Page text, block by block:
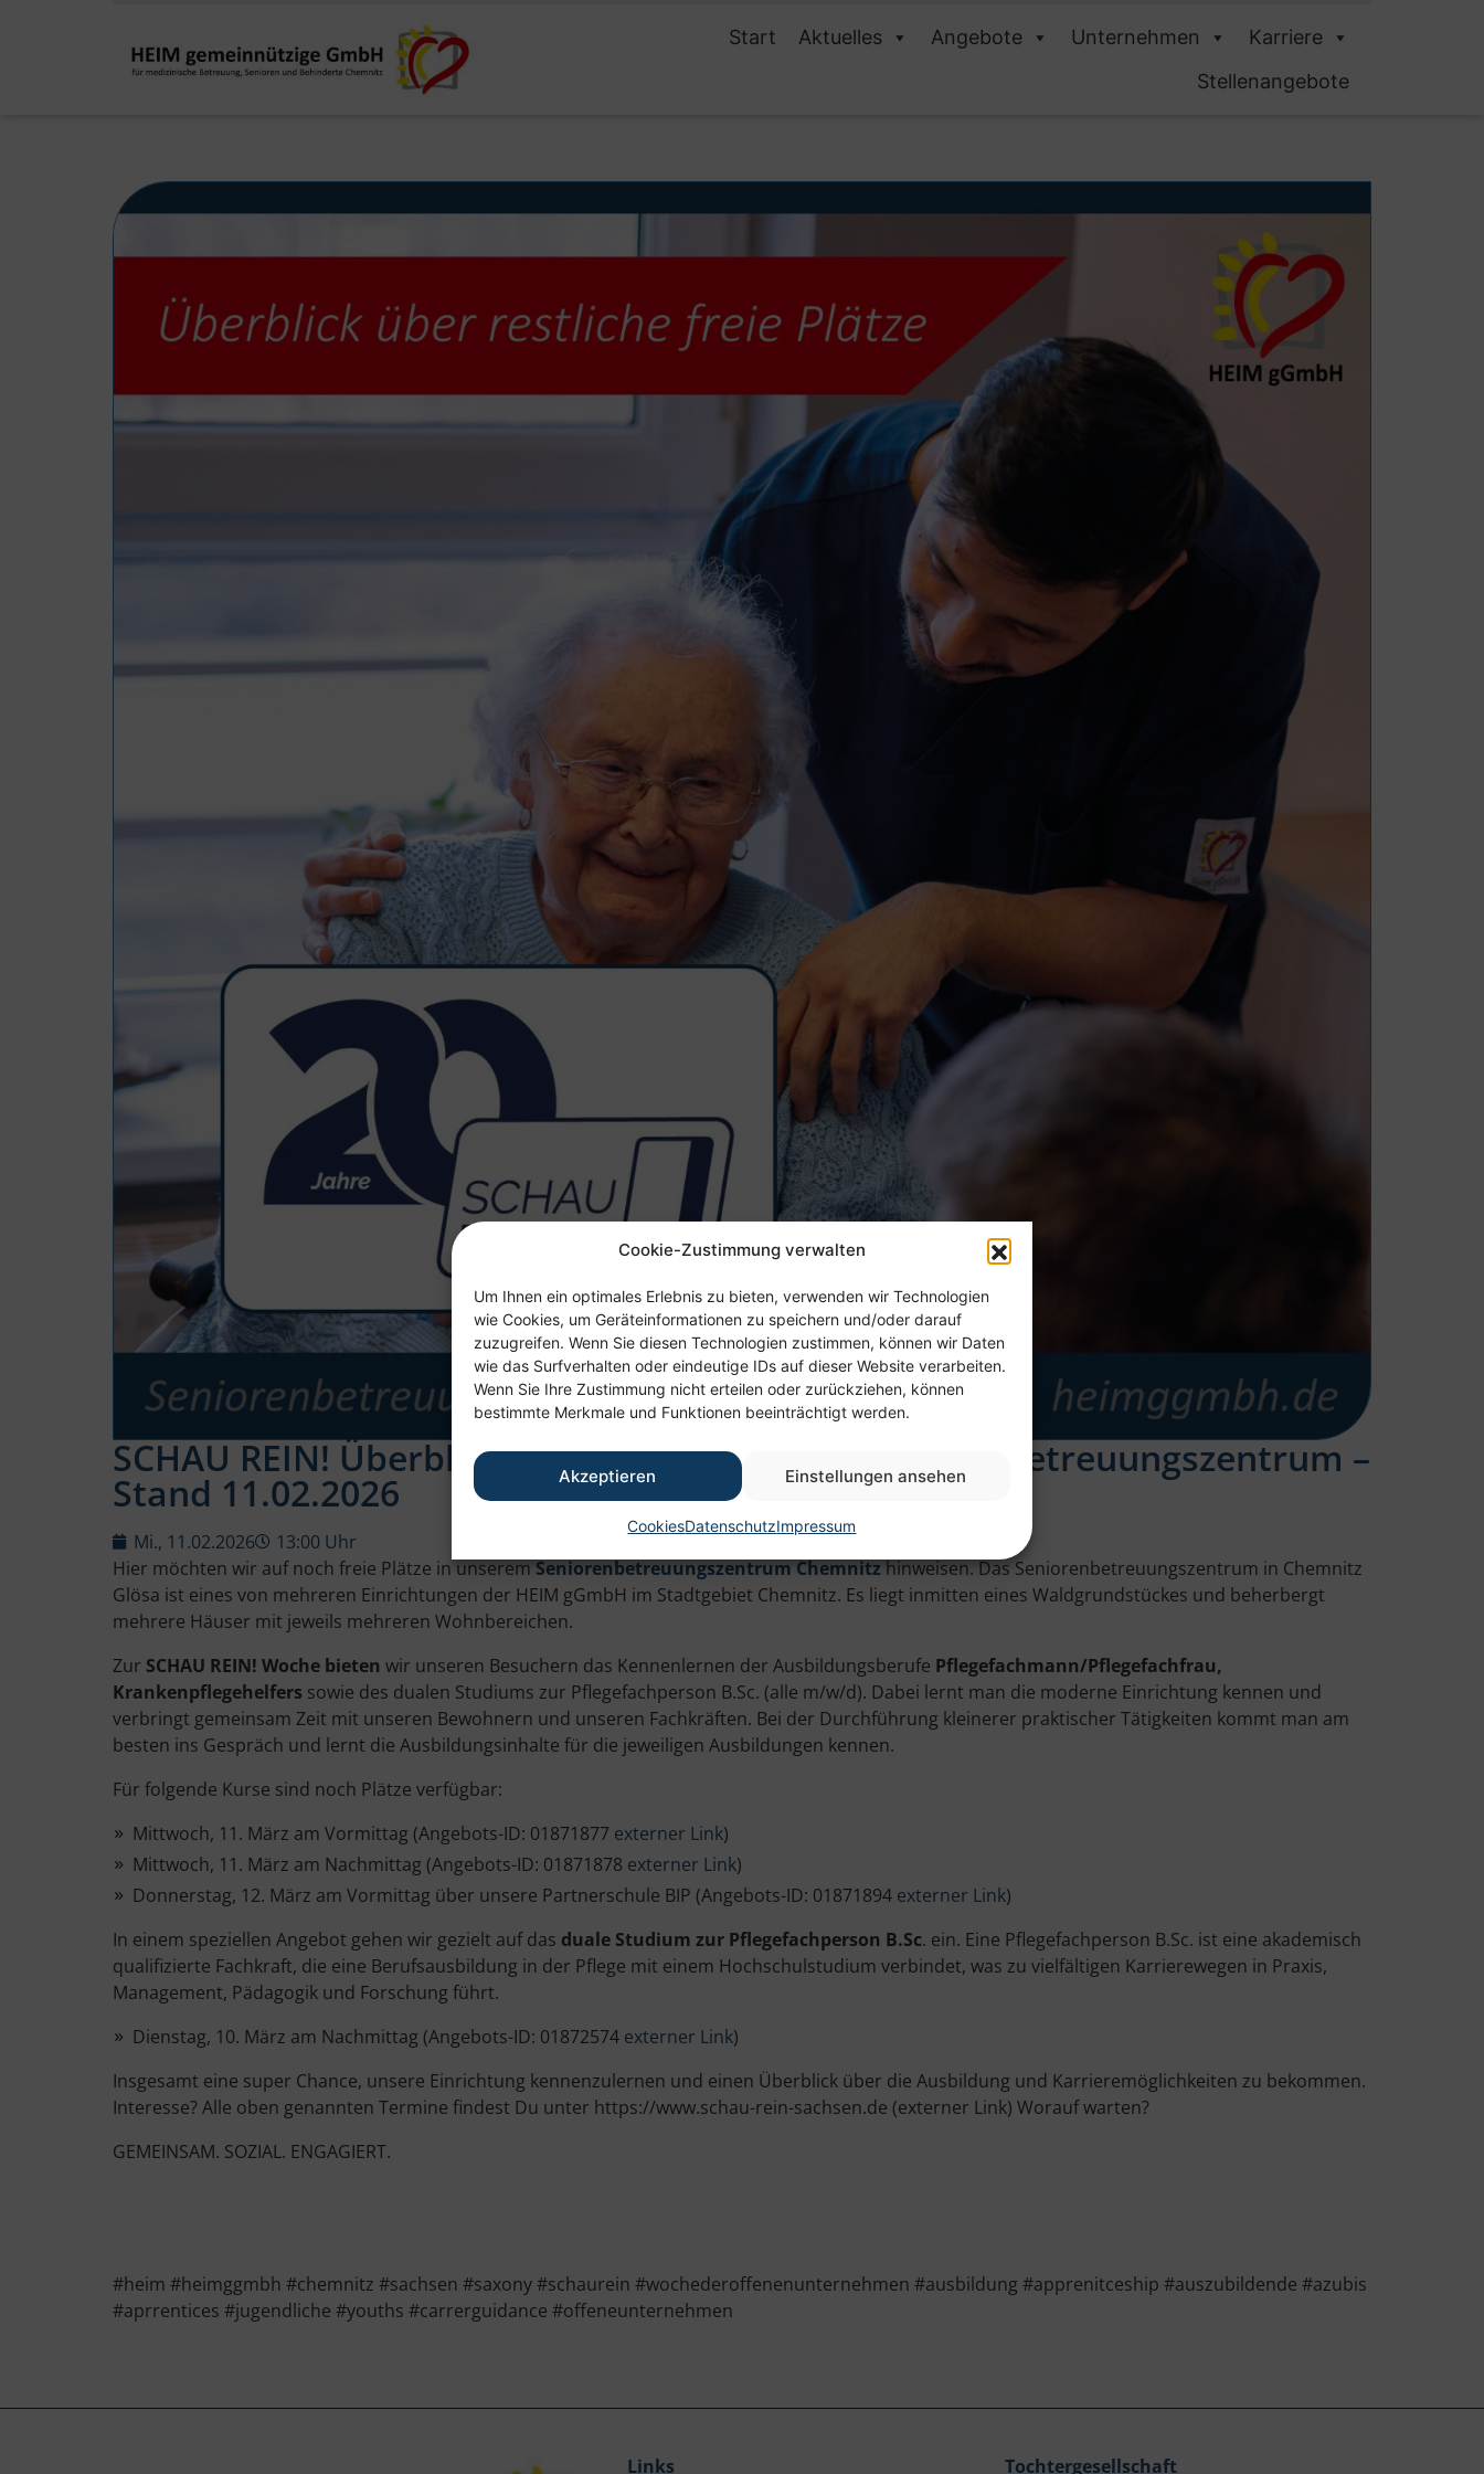
Cookie-Zustimmung verwalten
Um Ihnen ein optimales Erlebnis zu bieten, verwenden wir Technologien
wie Cookies, um Geräteinformationen zu speichern und/oder darauf
zuzugreifen. Wenn Sie diesen Technologien zustimmen, können wir Daten
wie das Surfverhalten oder eindeutige IDs auf dieser Website verarbeiten.
Wenn Sie Ihre Zustimmung nicht erteilen oder zurückziehen, können
bestimmte Merkmale und Funktionen beeinträchtigt werden.
Akzeptieren Einstellungen ansehen
CookiesDatenschutzImpressum
Start Aktuelles Angebote Unternehmen
Karriere
Stellenangebote
SCHAU REIN! Überblick über freie Plätze im Seniorenbetreuungszentrum –
Stand 11.02.2026
Mi., 11.02.2026
13:00 Uhr
Hier möchten wir auf noch freie Plätze in unserem Seniorenbetreuungszentrum Chemnitz hinweisen. Das Seniorenbetreuungszentrum in Chemnitz
Glösa ist eines von mehreren Einrichtungen der HEIM gGmbH im Stadtgebiet Chemnitz. Es liegt inmitten eines Waldgrundstückes und beherbergt
mehrere Häuser mit jeweils mehreren Wohnbereichen.
Zur SCHAU REIN! Woche bieten wir unseren Besuchern das Kennenlernen der Ausbildungsberufe Pflegefachmann/Pflegefachfrau,
Krankenpflegehelfers sowie des dualen Studiums zur Pflegefachperson B.Sc. (alle m/w/d). Dabei lernt man die moderne Einrichtung kennen und
verbringt gemeinsam Zeit mit unseren Bewohnern und unseren Fachkräften. Bei der Durchführung kleinerer praktischer Tätigkeiten kommt man am
besten ins Gespräch und lernt die Ausbildungsinhalte für die jeweiligen Ausbildungen kennen.
Für folgende Kurse sind noch Plätze verfügbar:
Mittwoch, 11. März am Vormittag (Angebots-ID: 01871877 externer Link)
Mittwoch, 11. März am Nachmittag (Angebots-ID: 01871878 externer Link)
Donnerstag, 12. März am Vormittag über unsere Partnerschule BIP (Angebots-ID: 01871894 externer Link)
In einem speziellen Angebot gehen wir gezielt auf das duale Studium zur Pflegefachperson B.Sc. ein. Eine Pflegefachperson B.Sc. ist eine akademisch
qualifizierte Fachkraft, die eine Berufsausbildung in der Pflege mit einem Hochschulstudium verbindet, was zu vielfältigen Karrierewegen in Praxis,
Management, Pädagogik und Forschung führt.
Dienstag, 10. März am Nachmittag (Angebots-ID: 01872574 externer Link)
Insgesamt eine super Chance, unsere Einrichtung kennenzulernen und einen Überblick über die Ausbildung und Karrieremöglichkeiten zu bekommen.
Interesse? Alle oben genannten Termine findest Du unter https://www.schau-rein-sachsen.de (externer Link) Worauf warten?
GEMEINSAM. SOZIAL. ENGAGIERT.
#heim #heimggmbh #chemnitz #sachsen #saxony #schaurein #wochederoffenenunternehmen #ausbildung #apprenitceship #auszubildende #azubis
#aprrentices #jugendliche #youths #carrerguidance #offeneunternehmen
Links Tochtergesellschaft